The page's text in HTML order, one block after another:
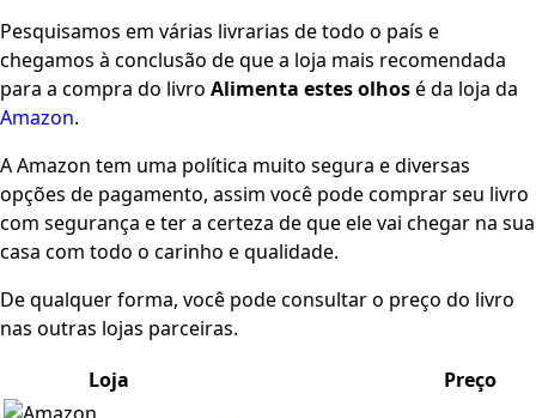
Pesquisamos em várias livrarias de todo o país e
chegamos à conclusão de que a loja mais recomendada
para a compra do livro Alimenta estes olhosé da loja da
Amazon.
A Amazon tem uma política muito segura e diversas
opções de pagamento, assim você pode comprar seu livro
com segurança e ter a certeza de que ele vai chegar na sua
casa com todo o carinho e qualidade.
De qualquer forma, você pode consultar o preço do livro
nas outras lojas parceiras.
Loja
Preço